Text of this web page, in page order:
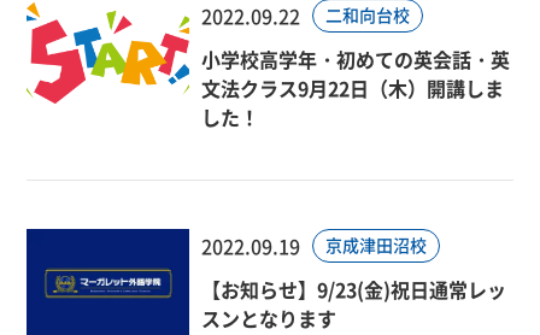
2022.09.22 二和向台校
小学校高学年・初めての英会話・英
文法クラス9月22日（木）開講しま
した！
2022.09.19 京成津田沼校
【お知らせ】9/23(金)祝日通常レッ
スンとなります